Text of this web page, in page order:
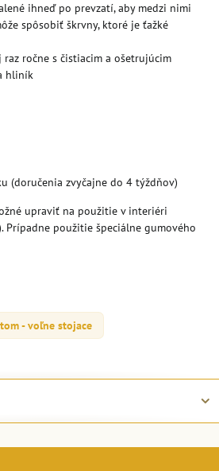
ihneď po prevzatí, aby medzi nimi
spôsobiť škrvny, ktoré je ťažké
ročne s čistiacim a ošetrujúcim
hliník
(doručenia zvyčajne do 4 týždňov)
upraviť na použitie v interiéri
Prípadne použitie špeciálne gumového
- voľne stojace